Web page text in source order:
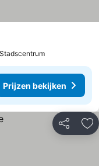
Prijzen bekijken
Delen